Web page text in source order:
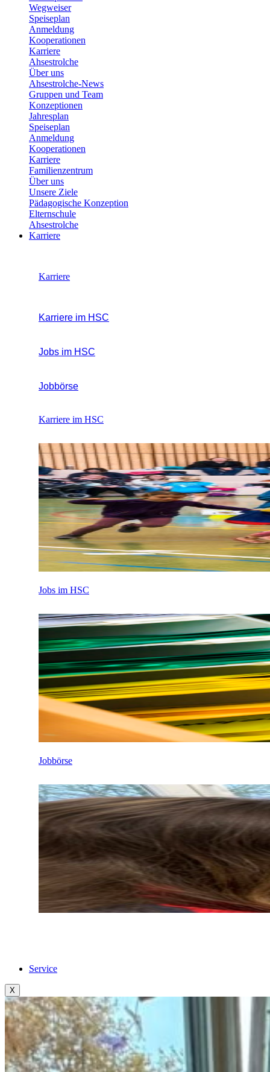
Wegweiser
Speiseplan
Anmeldung
Kooperationen
Karriere
Ahsestrolche
Über uns
Ahsestrolche-News
Gruppen und Team
Konzeptionen
Jahresplan
Speiseplan
Anmeldung
Kooperationen
Karriere
Familienzentrum
Über uns
Unsere Ziele
Pädagogische Konzeption
Elternschule
Ahsestrolche
Karriere
Karriere
Karriere im HSC
Jobs im HSC
Jobbörse
Karriere im HSC
Jobs im HSC
Jobbörse
Service
X